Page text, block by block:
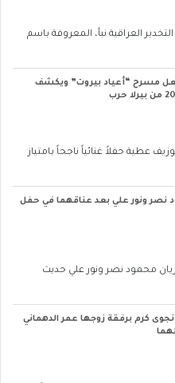
العراقية نبأ، المعروفة باسم
مسرح “أعياد بيروت” ويكشف
عطية حفلاً غنائياً ناجحاً بامتياز
نصر ونور علي بعد عناقهما في حفل
محمود نصر ونور علي حديث
كرم برفقة زوجها عمر الدهماني